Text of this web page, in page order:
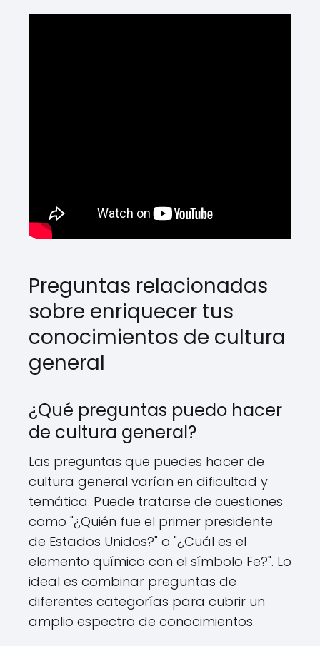
Preguntas relacionadas
sobre enriquecer tus
conocimientos de cultura
general
¿Qué preguntas puedo hacer
de cultura general?
Las preguntas que puedes hacer de
cultura general varían en dificultad y
temática. Puede tratarse de cuestiones
como "¿Quién fue el primer presidente
de Estados Unidos?" o "¿Cuál es el
elemento químico con el símbolo Fe?". Lo
ideal es combinar preguntas de
diferentes categorías para cubrir un
amplio espectro de conocimientos.